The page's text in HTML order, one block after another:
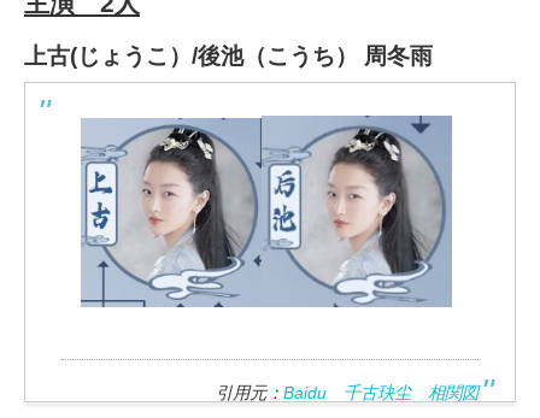
上古(じょうこ）/後池（こうち） 周冬雨
引用元： Baidu 千古玦尘 相関図